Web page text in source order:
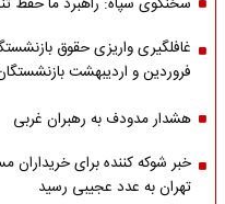
غافلگیری واریزی حقوق
فروردین و اردیبهشت
هشدار مدودف به رهبران غربی
خبر شوکه کننده برای
تهران به عدد عجیبی رسید